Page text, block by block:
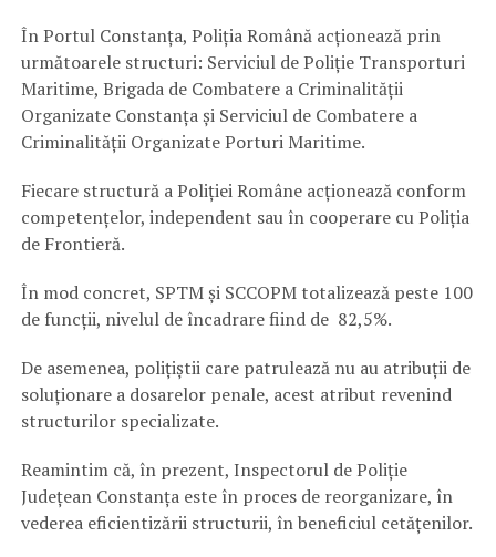
În Portul Constanța, Poliția Română acționează prin
următoarele structuri: Serviciul de Poliție Transporturi
Maritime, Brigada de Combatere a Criminalității
Organizate Constanța și Serviciul de Combatere a
Criminalității Organizate Porturi Maritime.
Fiecare structură a Poliției Române acționează conform
competențelor, independent sau în cooperare cu Poliția
de Frontieră.
În mod concret, SPTM și SCCOPM totalizează peste 100
de funcții, nivelul de încadrare fiind de 82,5%.
De asemenea, polițiștii care patrulează nu au atribuții de
soluționare a dosarelor penale, acest atribut revenind
structurilor specializate.
Reamintim că, în prezent, Inspectorul de Poliție
Judeţean Constanța este în proces de reorganizare, în
vederea eficientizării structurii, în beneficiul cetățenilor.